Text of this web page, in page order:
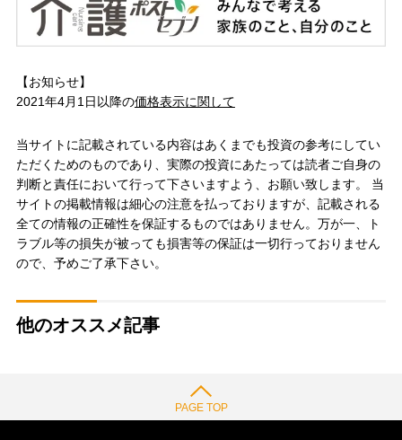
【お知らせ】
2021年4月1日以降の価格表示に関して
当サイトに記載されている内容はあくまでも投資の参考にしてい
ただくためのものであり、実際の投資にあたっては読者ご自身の
判断と責任において行って下さいますよう、お願い致します。 当
サイトの掲載情報は細心の注意を払っておりますが、記載される
全ての情報の正確性を保証するものではありません。万が一、ト
ラブル等の損失が被っても損害等の保証は一切行っておりません
ので、予めご了承下さい。
他のオススメ記事
PAGE TOP